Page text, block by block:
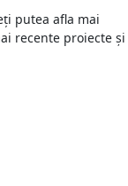
putea afla mai
recente proiecte și